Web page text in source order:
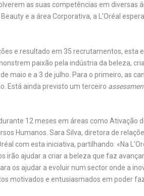
as suas competências em diversas
e a área Corporativa, a L’Oréal
e resultado em 35 recrutamentos, esta
paixão pela indústria da beleza,
maio e a 3 de julho. Para o primeiro, as
Está ainda previsto um terceiro
12 meses em áreas como Ativação
Humanos. Sara Silva, diretora de
com esta iniciativa, partilhando: «Na
ajudar a criar a beleza que faz
os ajudar a evoluir num sector onde a
motivados e entusiasmados em poder